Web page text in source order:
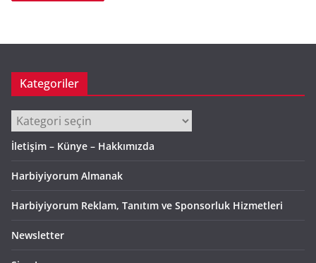
Kategoriler
Kategoriler
İletişim – Künye – Hakkımızda
Harbiyiyorum Almanak
Harbiyiyorum Reklam, Tanıtım ve Sponsorluk Hizmetleri
Newsletter